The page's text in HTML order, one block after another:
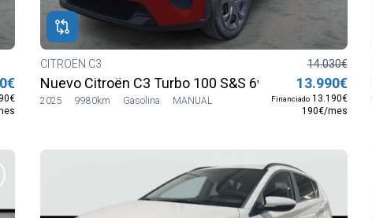
CITROËN C3
Nuevo Citroën C3 Turbo 100 S&S 6v YOU
2025 9980km Gasolina MANUAL
14.030€
13.990€
Financiado13.190€
190€/mes